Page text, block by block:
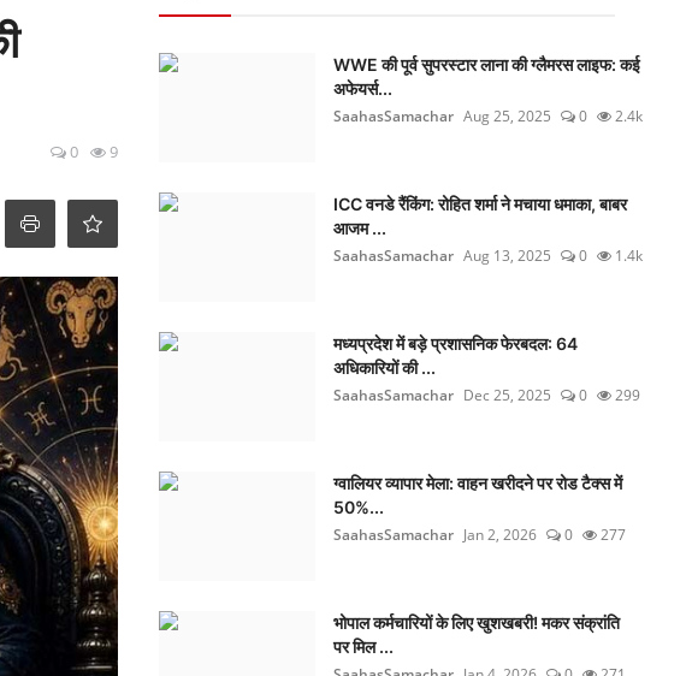
0 9
WWE की पूर्व सुपरस्टार लाना की ग्लैमरस लाइफ: कई
अफेयर्स...
SaahasSamachar Aug 25, 2025 0 2.4k
ICC वनडे रैंकिंग: रोहित शर्मा ने मचाया धमाका, बाबर
आजम ...
SaahasSamachar Aug 13, 2025 0 1.4k
मध्यप्रदेश में बड़े प्रशासनिक फेरबदल: 64
अधिकारियों की ...
SaahasSamachar Dec 25, 2025 0 299
ग्वालियर व्यापार मेला: वाहन खरीदने पर रोड टैक्स में
50%...
SaahasSamachar Jan 2, 2026 0 277
भोपाल कर्मचारियों के लिए खुशखबरी! मकर संक्रांति
पर मिल ...